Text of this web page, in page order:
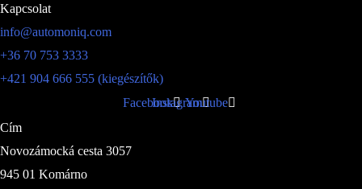
Kapcsolat
info@automoniq.com
+36 70 753 3333
+421 904 666 555 (kiegészítők)
FacebookInstagramYoutube
Cím
Novozámocká cesta 3057
945 01 Komárno